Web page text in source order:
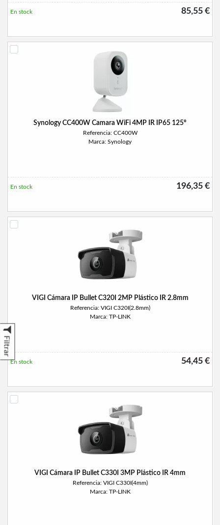
Filtrar
85,55 €
En stock
Synology CC400W Camara WiFi 4MP IR IP65 125º
Referencia: CC400W
Marca: Synology
196,35 €
En stock
VIGI Cámara IP Bullet C320I 2MP Plástico IR 2.8mm
Referencia: VIGI C320I(2.8mm)
Marca: TP-LINK
54,45 €
En stock
VIGI Cámara IP Bullet C330I 3MP Plástico IR 4mm
Referencia: VIGI C330I(4mm)
Marca: TP-LINK